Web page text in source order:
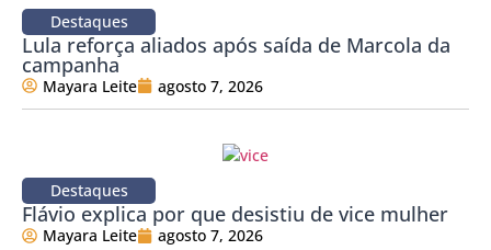
Destaques
Lula reforça aliados após saída de Marcola da
campanha
Mayara Leite agosto 7, 2026
Destaques
Flávio explica por que desistiu de vice mulher
Mayara Leite agosto 7, 2026